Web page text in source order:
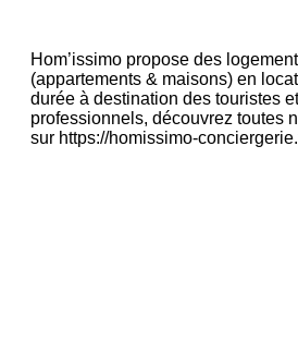
Hom’issimo propose des
(appartements & maisons) en
durée à destination des touristes et
professionnels, découvrez toutes
sur https://homissimo-